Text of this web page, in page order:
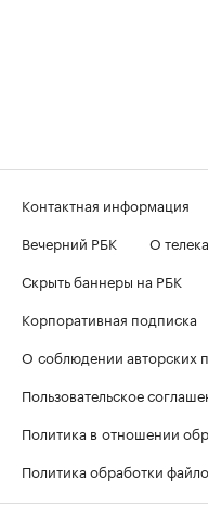
Контактная информация
Вечерний РБК
О
Скрыть баннеры на РБК
Корпоративная подписка
О соблюдении авторских
Пользовательское
Политика в отношении
Политика обработки